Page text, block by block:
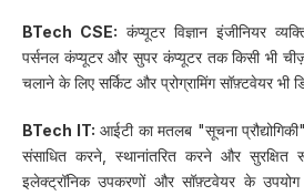
BTech CSE: कंप्यूटर विज्ञान इंजीनियर
पर्सनल कंप्यूटर और सुपर कंप्यूटर तक किसी भी
चलाने के लिए सर्किट और प्रोग्रामिंग सॉफ़्टवेयर भी
BTech IT: आईटी का मतलब "सूचना
संसाधित करने, स्थानांतरित करने और सुरक्षित
इलेक्ट्रॉनिक उपकरणों और सॉफ़्टवेयर के